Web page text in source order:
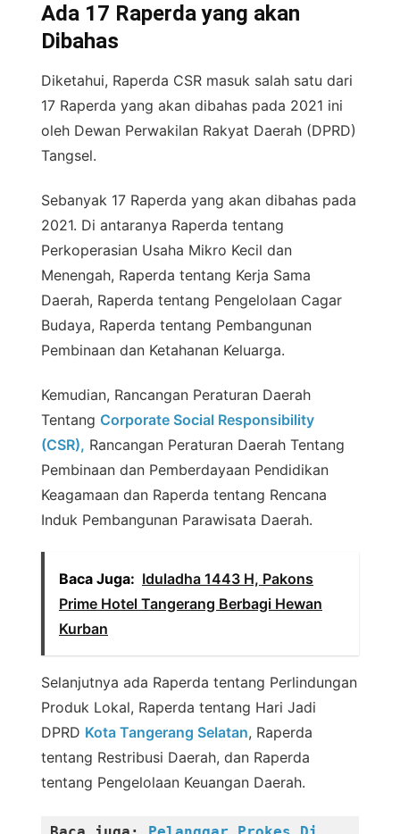
Ada 17 Raperda yang akan
Dibahas
Diketahui, Raperda CSR masuk salah satu dari
17 Raperda yang akan dibahas pada 2021 ini
oleh Dewan Perwakilan Rakyat Daerah (DPRD)
Tangsel.
Sebanyak 17 Raperda yang akan dibahas pada
2021. Di antaranya Raperda tentang
Perkoperasian Usaha Mikro Kecil dan
Menengah, Raperda tentang Kerja Sama
Daerah, Raperda tentang Pengelolaan Cagar
Budaya, Raperda tentang Pembangunan
Pembinaan dan Ketahanan Keluarga.
Kemudian, Rancangan Peraturan Daerah
Tentang Corporate Social Responsibility
(CSR), Rancangan Peraturan Daerah Tentang
Pembinaan dan Pemberdayaan Pendidikan
Keagamaan dan Raperda tentang Rencana
Induk Pembangunan Parawisata Daerah.
Baca Juga: Iduladha 1443 H, Pakons
Prime Hotel Tangerang Berbagi Hewan
Kurban
Selanjutnya ada Raperda tentang Perlindungan
Produk Lokal, Raperda tentang Hari Jadi
DPRD Kota Tangerang Selatan, Raperda
tentang Restribusi Daerah, dan Raperda
tentang Pengelolaan Keuangan Daerah.